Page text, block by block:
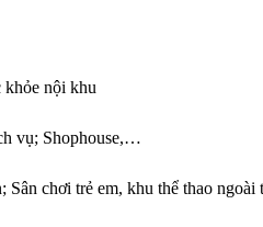
khỏe nội khu
vụ; Shophouse,…
chơi trẻ em, khu thể thao ngoài